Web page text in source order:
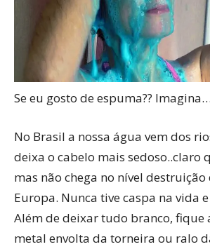
Se eu gosto de espuma??
No Brasil a nossa água vem dos
deixa o cabelo mais sedoso..claro
mas não chega no nível destruição
Europa. Nunca tive caspa na vida
Além de deixar tudo branco, fique
metal envolta da torneira ou ralo